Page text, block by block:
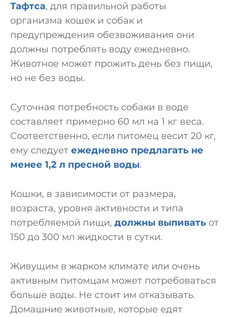
Тафтса, для правильной работы
организма кошек и собак и
предупреждения обезвоживания они
должны потреблять воду ежедневно.
Животное может прожить день без пищи,
но не без воды.
Суточная потребность собаки в воде
составляет примерно 60 мл на 1 кг веса.
Соответственно, если питомец весит 20 кг,
ему следует ежедневно предлагать не
менее 1,2 л пресной воды.
Кошки, в зависимости от размера,
возраста, уровня активности и типа
потребляемой пищи, должны выпивать от
150 до 300 мл жидкости в сутки.
Живущим в жарком климате или очень
активным питомцам может потребоваться
больше воды. Не стоит им отказывать.
Домашние животные, которые едят